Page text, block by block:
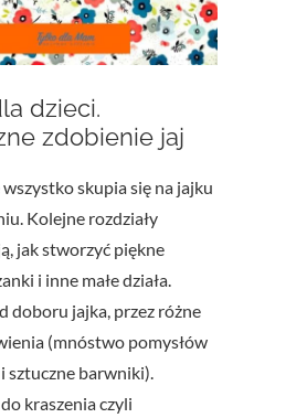
dzieci.
zdobienie jaj
skupia się na jajku
Kolejne rozdziały
jak stworzyć piękne
i inne małe działa.
doboru jajka, przez różne
(mnóstwo pomysłów
sztuczne barwniki).
kraszenia czyli